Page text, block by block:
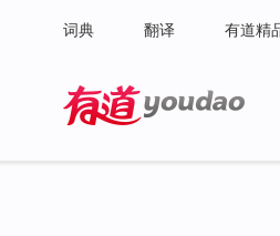
词典 翻译 有道精